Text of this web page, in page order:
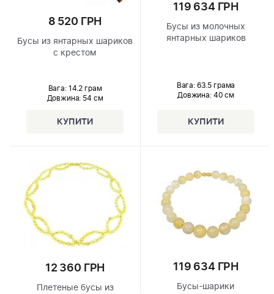
8 520 ГРН
Бусы из янтарных шариков
с крестом
Вага: 14.2 грам
Довжина: 54 см
119 634 ГРН
Бусы из молочных
янтарных шариков
Вага: 63.5 грама
Довжина:40 см
12 360 ГРН
Плетеные бусы из
119 634 ГРН
Бусы-шарики